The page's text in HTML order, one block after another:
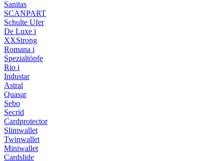
Sanitas
SCANPART
Schulte Ufer
De Luxe i
XXStrong
Romana i
Spezialtöpfe
Rio i
Industar
Astral
Quasar
Sebo
Secrid
Cardprotector
Slimwallet
Twinwallet
Miniwallet
Cardslide